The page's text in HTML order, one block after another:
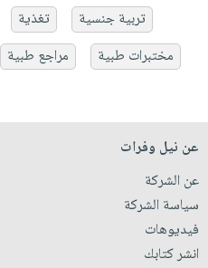
تربية جنسية
تغذية
مختبرات طبية
مراجع طبية
عن نيل وفرات
عن الشركة
سياسة الشركة
فيديوهات
انشر كتابك